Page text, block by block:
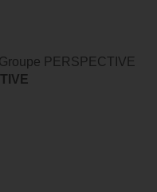
PERSPECTIVE